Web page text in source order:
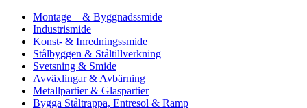
Montage – & Byggnadssmide
Industrismide
Konst- & Inredningssmide
Stålbyggen & Ståltillverkning
Svetsning & Smide
Avväxlingar & Avbärning
Metallpartier & Glaspartier
Bygga Ståltrappa, Entresol & Ramp